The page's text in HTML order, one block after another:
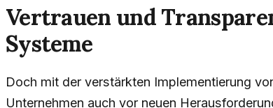
Vertrauen und
Systeme
Doch mit der verstärkten Implementierung
Unternehmen auch vor neuen